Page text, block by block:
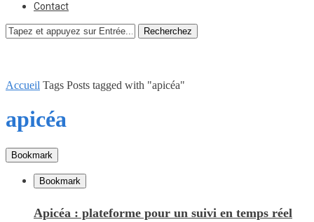
Contact
Recherchez
Accueil Tags Posts tagged with "apicéa"
apicéa
Bookmark
Bookmark
Apicéa : plateforme pour un suivi en temps réel